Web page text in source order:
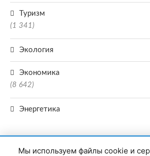
Туризм
(1 341)
Экология
Экономика
(8 642)
Энергетика
Мы используем файлы cookie и